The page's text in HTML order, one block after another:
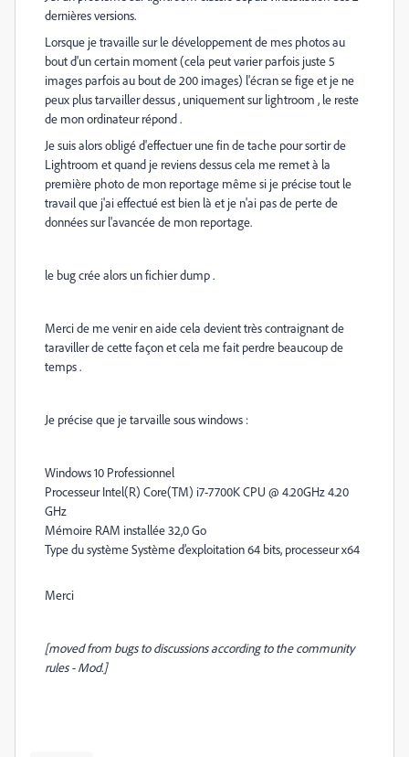
dernières versions.
Lorsque je travaille sur le développement de mes photos au
bout d'un certain moment (cela peut varier parfois juste 5
images parfois au bout de 200 images) l'écran se fige et je ne
peux plus tarvailler dessus , uniquement sur lightroom , le reste
de mon ordinateur répond .
Je suis alors obligé d'effectuer une fin de tache pour sortir de
Lightroom et quand je reviens dessus cela me remet à la
première photo de mon reportage même si je précise tout le
travail que j'ai effectué est bien là et je n'ai pas de perte de
données sur l'avancée de mon reportage.
le bug crée alors un fichier dump .
Merci de me venir en aide cela devient très contraignant de
taraviller de cette façon et cela me fait perdre beaucoup de
temps .
Je précise que je tarvaille sous windows :
Windows 10 Professionnel
Processeur Intel(R) Core(TM) i7-7700K CPU @ 4.20GHz 4.20
GHz
Mémoire RAM installée 32,0 Go
Type du système Système d’exploitation 64 bits, processeur x64
Merci
[moved from bugs to discussions according to the community
rules - Mod.]